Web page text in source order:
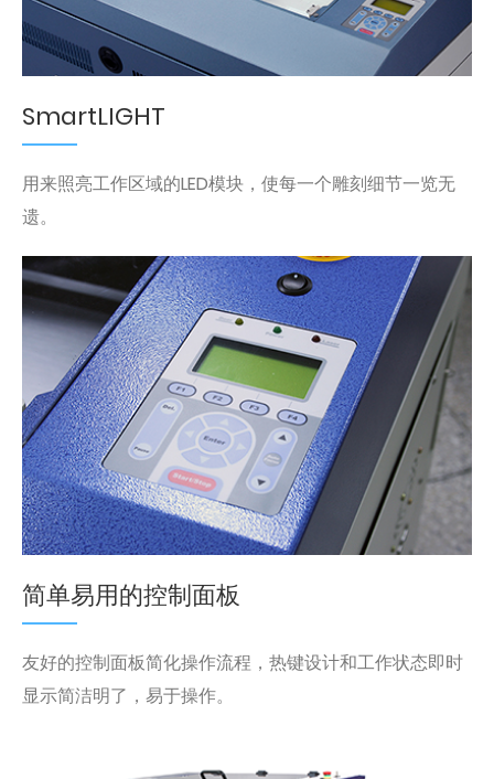
SmartLIGHT
用来照亮工作区域的LED模块，使每一个雕刻细节一览无
遗。
简单易用的控制面板
友好的控制面板简化操作流程，热键设计和工作状态即时
显示简洁明了，易于操作。